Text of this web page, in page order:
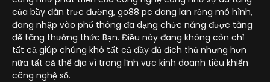
của bầy đàn trực đường, go88 pc đang lan rộng mô hình,
đang nhập vào phổ thông đa dạng chức năng được tăng
để tăng thưởng thức Bạn. Điều này đang không còn chỉ
tất cả giúp chúng khó tất cả đầy đủ địch thủ nhưng hơn
nữa tất cả thể địa vì trong lĩnh vực kinh doanh tiêu khiển
công nghệ số.